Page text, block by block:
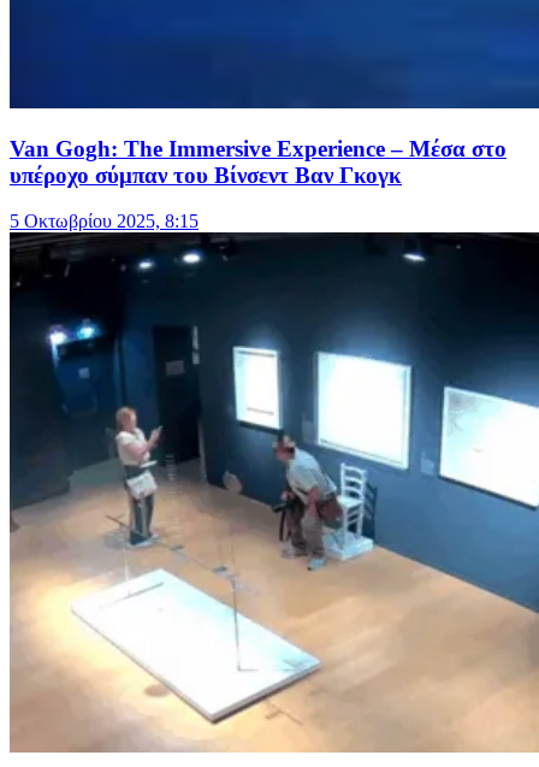
Van Gogh: The Immersive Experience – Μέσα στο
υπέροχο σύμπαν του Βίνσεντ Βαν Γκογκ
5 Οκτωβρίου 2025, 8:15